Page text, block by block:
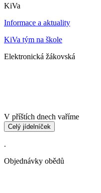
KiVa
Informace a aktuality
KiVa tým na škole
Elektronická žákovská
V příštích dnech vaříme
Celý jídelníček
.
Objednávky obědů